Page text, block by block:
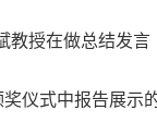
教授在做总结发言
仪式中报告展